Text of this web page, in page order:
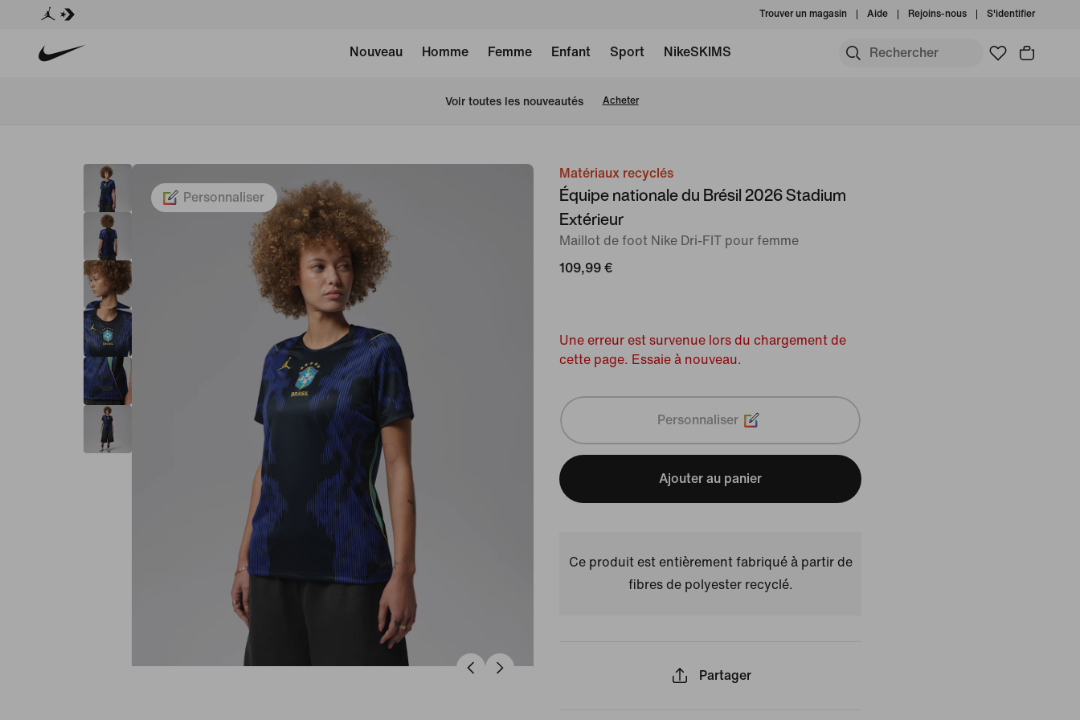
Trouver un magasin Aide Rejoins-nous S'identifier
Nouveau Homme Femme Enfant Sport NikeSKIMS
Voir toutes les nouveautés Acheter
image 1
Personnaliser
Matériaux recyclés
Équipe nationale du Brésil 2026 Stadium
Extérieur
Maillot de foot Nike Dri-FIT pour femme
109,99 €
Une erreur est survenue lors du chargement de
cette page. Essaie à nouveau.
Personnaliser
Ajouter au panier
Ce produit est entièrement fabriqué à partir de
fibres de polyester recyclé.
Partager